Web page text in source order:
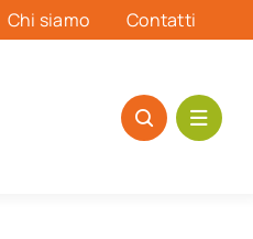
Chi siamo Contatti